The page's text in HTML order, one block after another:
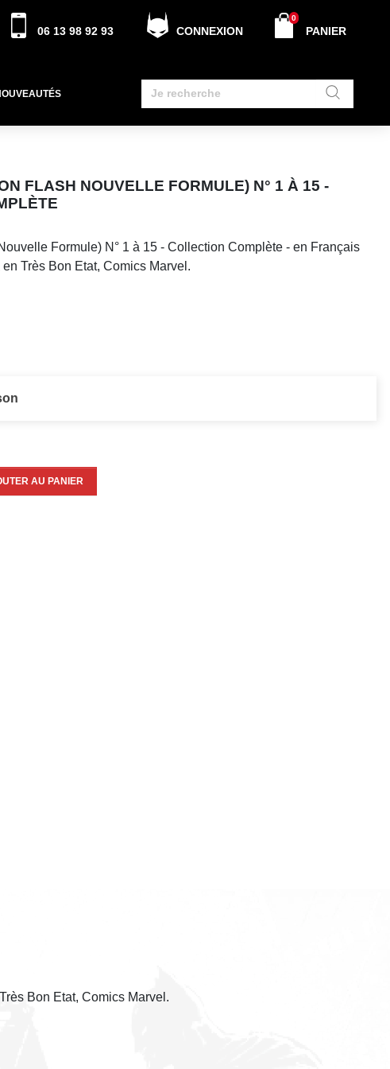
06 13 98 92 93 CONNEXION PANIER
0
FLASH NOUVELLE FORMULE) N° 1 À 15 -
Formule) N° 1 à 15 - Collection Complète - en Français
Très Bon Etat, Comics Marvel.
AU PANIER
Bon Etat, Comics Marvel.